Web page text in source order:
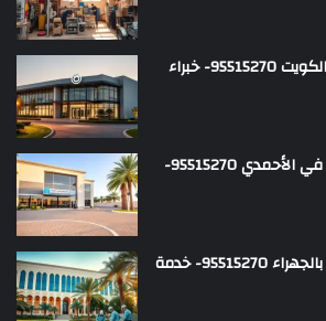
شركة معالجة الرطوبة بالكويت 95515270- خبراء
شركة كشف خرير المياه في الأحمدي 95515270-
شركة كشف خرير المياه بالجهراء 95515270- خدمة